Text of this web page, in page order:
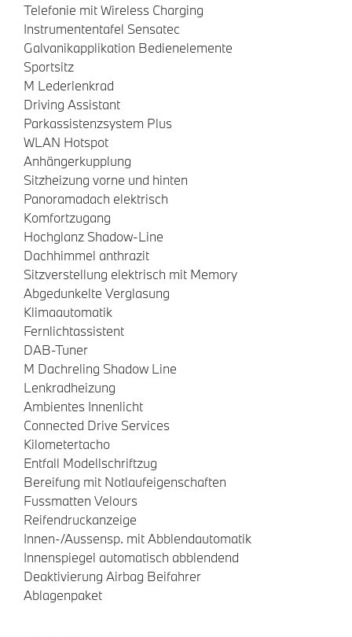
Telefonie mit Wireless Charging
Instrumententafel Sensatec
Galvanikapplikation Bedienelemente
Sportsitz
M Lederlenkrad
Driving Assistant
Parkassistenzsystem Plus
WLAN Hotspot
Anhängerkupplung
Sitzheizung vorne und hinten
Panoramadach elektrisch
Komfortzugang
Hochglanz Shadow-Line
Dachhimmel anthrazit
Sitzverstellung elektrisch mit Memory
Abgedunkelte Verglasung
Klimaautomatik
Fernlichtassistent
DAB-Tuner
M Dachreling Shadow Line
Lenkradheizung
Ambientes Innenlicht
Connected Drive Services
Kilometertacho
Entfall Modellschriftzug
Bereifung mit Notlaufeigenschaften
Fussmatten Velours
Reifendruckanzeige
Innen-/Aussensp. mit Abblendautomatik
Innenspiegel automatisch abblendend
Deaktivierung Airbag Beifahrer
Ablagenpaket